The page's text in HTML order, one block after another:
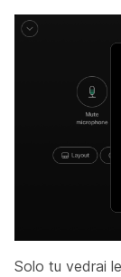
Solo tu vedrai